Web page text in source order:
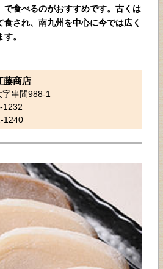
で食べるのがおすすめです。古くは
され、南九州を中心に今では広く
。
藤商店
字串間988-1
1232
1240